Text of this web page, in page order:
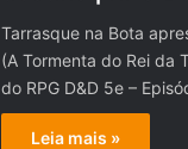
Tarrasque na Bota
(A Tormenta do Rei da
do RPG D&D 5e –
Leia mais »